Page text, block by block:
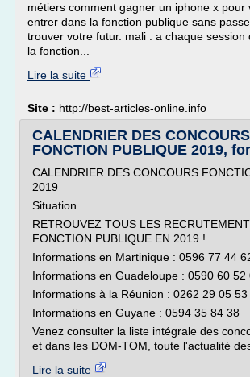
métiers comment gagner un iphone x pour
entrer dans la fonction publique sans
trouver votre futur. mali : a chaque session
la fonction...
Lire la suite
Site : http://best-articles-online.info
CALENDRIER DES CONCOURS
FONCTION PUBLIQUE 2019,
CALENDRIER DES CONCOURS
2019
Situation
RETROUVEZ TOUS LES
FONCTION PUBLIQUE EN 2019 !
Informations en Martinique : 0596 77 44
Informations en Guadeloupe : 0590 60 52
Informations à la Réunion : 0262 29 05 53
Informations en Guyane : 0594 35 84 38
Venez consulter la liste intégrale des
et dans les DOM-TOM, toute l'actualité
Lire la suite